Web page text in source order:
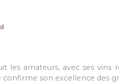
les amateurs, avec ses
son excellence des